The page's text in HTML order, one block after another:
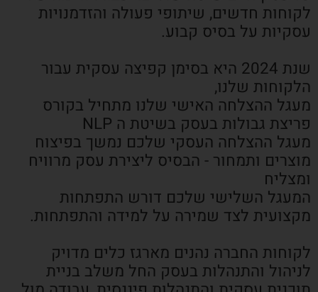
לקוחות חדשים, שיתופי פעולה והזדמנויות
עסקיות על בסיס קבוע.
שנת 2024 היא בסימן קפיצה עסקית עבור
הלקוחות שלנו,
מעגל ההצלחה האישי שלנו מתחיל בקורס
פריצת גבולות בעסק בשיטת ה NLP
מעגל ההצלחה העסקי שלכם נמשך בפיצוח
מוצרים ותמחור - הבסיס ליצירת עסק מרוויח
ומצליח
המעגל השלישי שלכם דורש התפתחות
מקצועית לצד שמירה על למידה והתפתחות.
לקוחות החברה נהנים מארגז כלים מדויק
לניהול והתנהלות בעסק החל משלב בניית